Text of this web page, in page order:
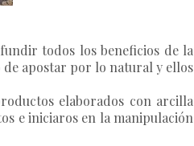
todos los beneficios de la
apostar por lo natural y ellos
elaborados con arcilla
e iniciaros en la manipulación